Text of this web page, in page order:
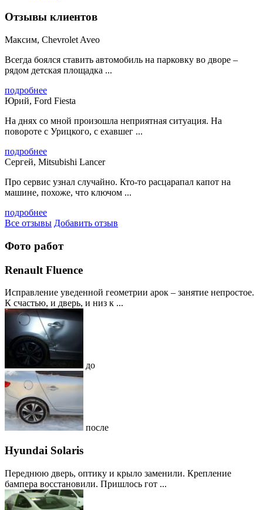
Отзывы клиентов
Максим, Chevrolet Aveo
Всегда боялся ставить автомобиль на парковку во дворе –
рядом детская площадка ...
подробнее
Юрий, Ford Fiesta
На днях со мной произошла неприятная ситуация. На
повороте с Урицкого, с ехавшег ...
подробнее
Сергей, Mitsubishi Lancer
Про сервис узнал случайно. Кто-то расцарапал капот на
машине, похоже, что ключом ...
подробнее
Все отзывы Добавить отзыв
Фото работ
Renault Fluence
Исправление уведенной геометрии арок – занятие непростое.
К счастью, и дверь, и низ к ...
до
после
Hyundai Solaris
Переднюю дверь, оптику и крыло заменили. Крепление
бампера восстановили. Пришлось гот ...